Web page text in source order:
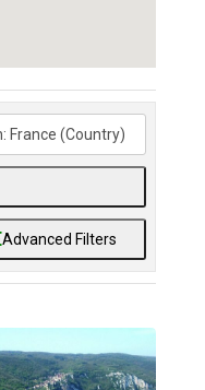
Advanced Filters